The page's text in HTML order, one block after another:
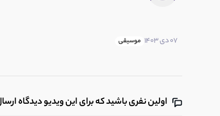
07 دی 1403 موسیقی
اولین نفری باشید که برای این ویدیو دیدگاه